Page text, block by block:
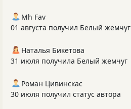
Mh Fav
01 августа получил Белый жемчуг
Наталья Бикетова
31 июля получила Белый жемчуг
Роман Цивинскас
30 июля получил статус автора